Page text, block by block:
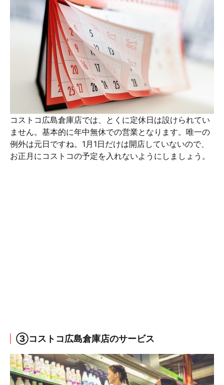
コストコ広島倉庫店では、とくに定休日は設けられてい
ません。基本的に年中無休での営業となります。唯一の
例外は元日ですね。1月1日だけは開店していないので、
お正月にコストコの予定を入れないようにしましょう。
③コストコ広島倉庫店のサービス